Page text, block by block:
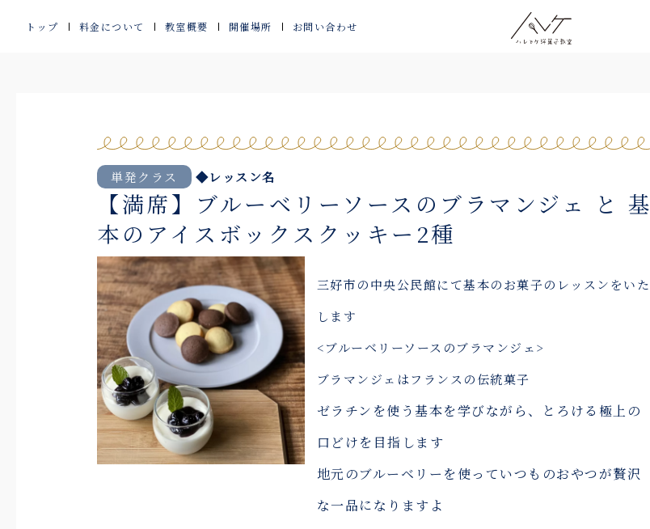
トップ 料金について 教室概要 開催場所 お問い合わせ
単発クラス ◆レッスン名
【満席】ブルーベリーソースのブラマンジェ と 基
本のアイスボックスクッキー2種
三好市の中央公民館にて基本のお菓子のレッスンをいた
します
<ブルーベリーソースのブラマンジェ>
ブラマンジェはフランスの伝統菓子
ゼラチンを使う基本を学びながら、とろける極上の
口どけを目指します
地元のブルーベリーを使っていつものおやつが贅沢
な一品になりますよ